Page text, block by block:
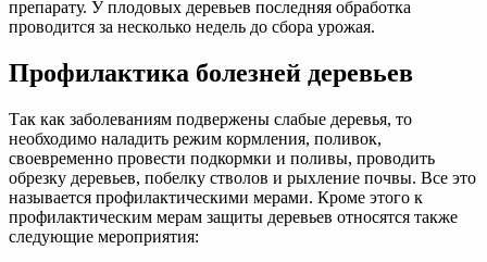
препарату. У плодовых деревьев последняя обработка
проводится за несколько недель до сбора урожая.
Профилактика болезней деревьев
Так как заболеваниям подвержены слабые деревья, то
необходимо наладить режим кормления, поливок,
своевременно провести подкормки и поливы, проводить
обрезку деревьев, побелку стволов и рыхление почвы. Все это
называется профилактическими мерами. Кроме этого к
профилактическим мерам защиты деревьев относятся также
следующие мероприятия: